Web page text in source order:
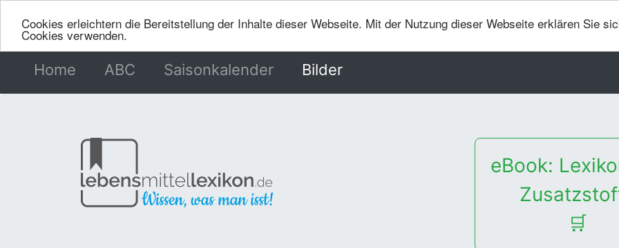
Cookies erleichtern die Bereitstellung der Inhalte dieser Webseite. Mit der Nutzung dieser Webseite erklären Sie
Cookies verwenden.
Home (current)
ABC Saisonkalender Bilder
eBook:
🛒